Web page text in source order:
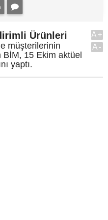
Ürünleri
müşterilerinin
BİM, 15 Ekim aktüel
yaptı.
A+
A-